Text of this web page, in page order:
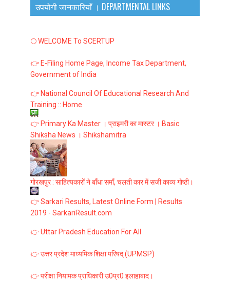
उपयोगी जानकारियाँ । DEPARTMENTAL LINKS
🌕 WELCOME To SCERTUP
👉 E-Filing Home Page, Income Tax Department,
Government of India
👉 National Council Of Educational Research And
Training :: Home
👉 Primary Ka Master । प्राइमरी का मास्टर । Basic
Shiksha News । Shikshamitra
गोरखपुर : साहित्यकारों ने बाँधा समाँ, चलती कार में सजी काव्य गोष्ठी।
👉 Sarkari Results, Latest Online Form | Results
2019 - SarkariResult.com
👉 Uttar Pradesh Education For All
👉 उत्तर प्रदेश माध्यमिक शिक्षा परिषद् (UPMSP)
👉 परीक्षा नियामक प्राधिकारी उ0प्र0 इलाहाबाद।